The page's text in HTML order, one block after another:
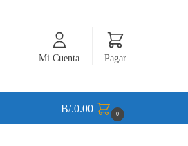
Mi Cuenta Pagar
B/.0.00 0